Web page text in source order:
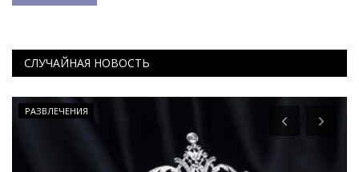
СЛУЧАЙНАЯ НОВОСТЬ
Павлодарские истории